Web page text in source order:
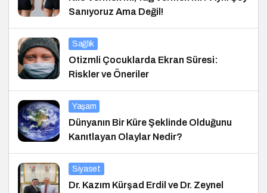
Sanıyoruz Ama Değil!
Sağlık
Otizmli Çocuklarda Ekran Süresi:
Riskler ve Öneriler
Yaşam
Dünyanın Bir Küre Şeklinde Olduğunu
Kanıtlayan Olaylar Nedir?
Siyaset
Dr. Kazım Kürşad Erdil ve Dr. Zeynel